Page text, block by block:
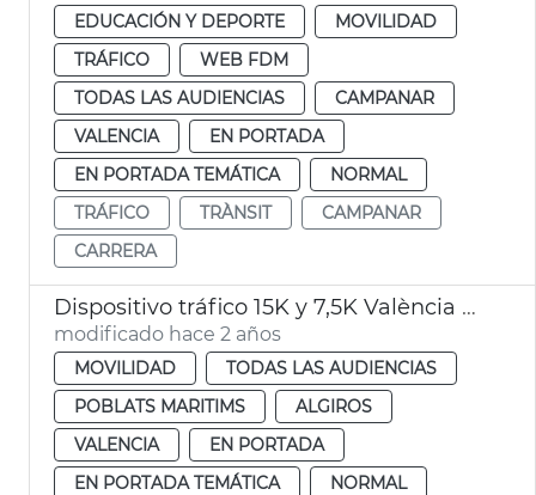
EDUCACIÓN Y DEPORTE
MOVILIDAD
TRÁFICO
WEB FDM
TODAS LAS AUDIENCIAS
CAMPANAR
VALENCIA
EN PORTADA
EN PORTADA TEMÁTICA
NORMAL
TRÁFICO
TRÀNSIT
CAMPANAR
CARRERA
Dispositivo tráfico 15K y 7,5K València Abierta al Mar
modificado hace 2 años
MOVILIDAD
TODAS LAS AUDIENCIAS
POBLATS MARITIMS
ALGIROS
VALENCIA
EN PORTADA
EN PORTADA TEMÁTICA
NORMAL